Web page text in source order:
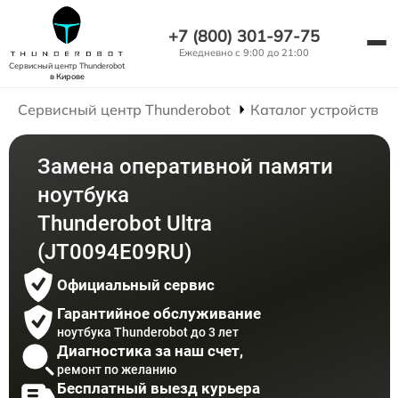
Сервисный центр Thunderobot
в Кирове
+7 (800) 301-97-75
Ежедневно с 9:00 до 21:00
Сервисный центр Thunderobot Каталог устройств
Замена оперативной памяти
ноутбука
Thunderobot Ultra
(JT0094E09RU)
Официальный сервис
Гарантийное обслуживание
ноутбука Thunderobot до 3 лет
Диагностика за наш счет,
ремонт по желанию
Бесплатный выезд курьера